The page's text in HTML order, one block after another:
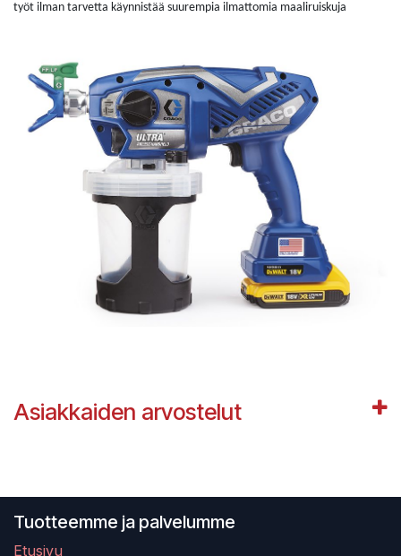
työt ilman tarvetta käynnistää suurempia ilmattomia maaliruiskuja
Asiakkaiden arvostelut
Tuotteemme ja palvelumme
Etusivu